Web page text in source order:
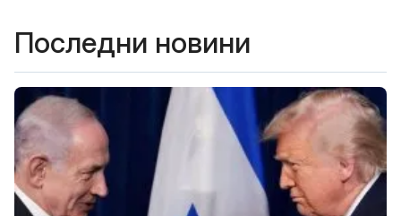
Последни новини